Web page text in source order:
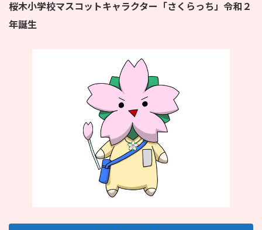
桜木小学校マスコットキャラクター「さくらっち」令和２
年誕生